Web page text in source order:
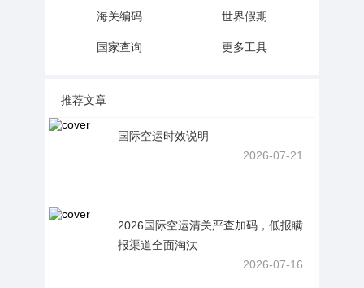
海关编码 世界假期
国家查询 更多工具
推荐文章
国际空运时效说明
2026-07-21
2026国际空运清关严查加码，低报瞒
报渠道全面淘汰
2026-07-16